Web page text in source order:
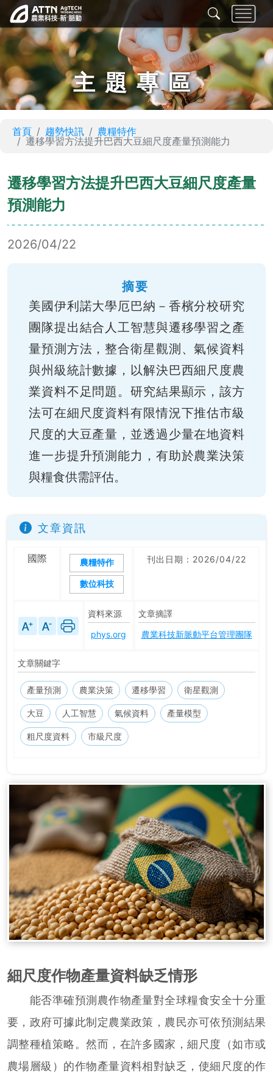
主題專區
首頁 趨勢快訊
農糧特作
遷移學習方法提升巴西大豆細尺度產量預測能力
遷移學習方法提升巴西大豆細尺度產量
預測能力
2026/04/22
摘要
美國伊利諾大學厄巴納－香檳分校研究
團隊提出結合人工智慧與遷移學習之產
量預測方法，整合衛星觀測、氣候資料
與州級統計數據，以解決巴西細尺度農
業資料不足問題。研究結果顯示，該方
法可在細尺度資料有限情況下推估市級
尺度的大豆產量，並透過少量在地資料
進一步提升預測能力，有助於農業決策
與糧食供需評估。
文章資訊
國際 農糧特作
數位科技
刊出日期：2026/04/22
資料來源
phys.org
文章摘譯
農業科技新脈動平台管理團隊
文章關鍵字
產量預測 農業決策 遷移學習 衛星觀測
大豆 人工智慧 氣候資料 產量模型
粗尺度資料 市級尺度
細尺度作物產量資料缺乏情形
能否準確預測農作物產量對全球糧食安全十分重
要，政府可據此制定農業政策，農民亦可依預測結果
調整種植策略。然而，在許多國家，細尺度（如市或
農場層級）的作物產量資料相對缺乏，使細尺度的作